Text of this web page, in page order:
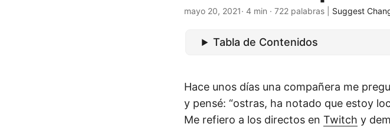
mayo 20, 2021· 4 min · 722 palabras | Suggest
Tabla de Contenidos
Hace unos días una compañera me
y pensé: “ostras, ha notado que estoy
Me refiero a los directos en Twitch y